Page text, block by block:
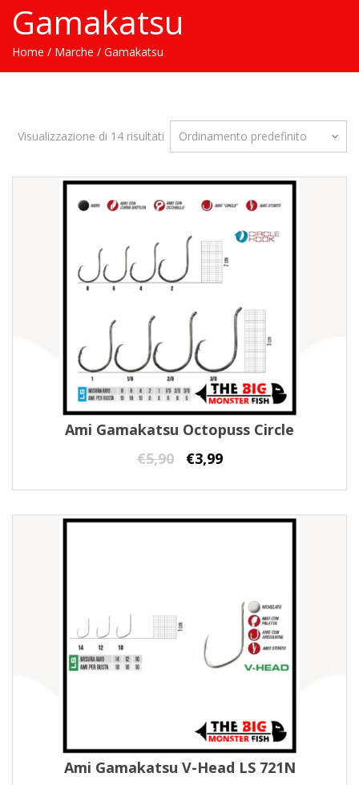
Gamakatsu
Home / Marche / Gamakatsu
Visualizzazione di 14 risultati
Ami Gamakatsu Octopuss Circle
€5,90 €3,99
Ami Gamakatsu V-Head LS 721N